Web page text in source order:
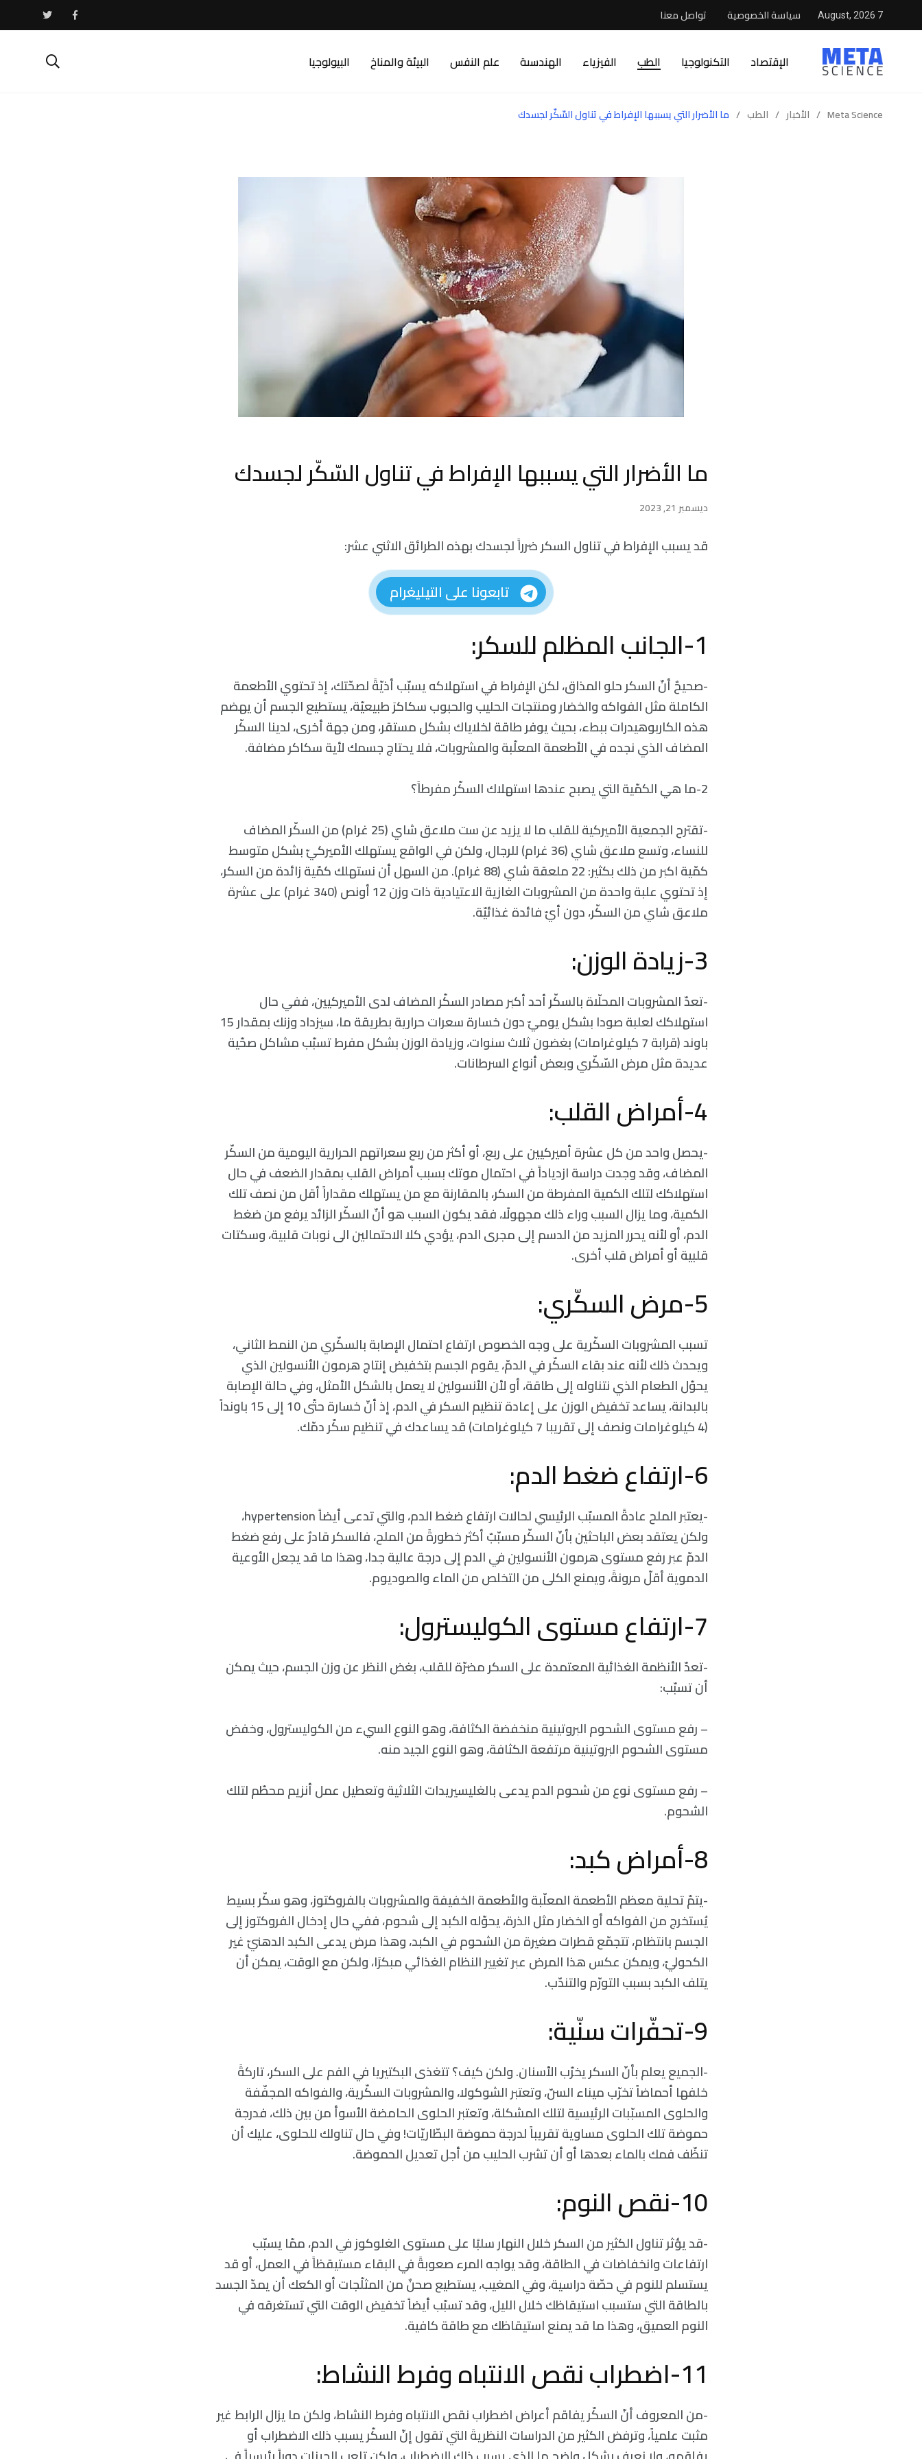
7 August, 2026 سياسة الخصوصية تواصل معنا
الإقتصاد التكنولوجيا الطب الفيزياء الهندسىة علم النفس البيئة والمناخ البيولوجيا
Meta Science
/ الأخبار / الطب / ما الأضرار التي يسببها الإفراط في تناول السّكّر لجسدك
ما الأضرار التي يسببها الإفراط في تناول السّكّر لجسدك
ديسمبر 21, 2023
قد يسبب الإفراط في تناول السكر ضرراً لجسدك بهذه الطرائق الاثني عشر:
تابعونا على التيليغرام
1-الجانب المظلم للسكر:
-صحيحٌ أنّ السكر حلو المذاق، لكن الإفراط في استهلاكه يسبّب أذيّةً لصحّتك، إذ تحتوي الأطعمة
الكاملة مثل الفواكه والخضار ومنتجات الحليب والحبوب سكاكرَ طبيعيّة، يستطيع الجسم أن يهضم
هذه الكاربوهيدرات ببطء، بحيث يوفر طاقة لخلاياك بشكل مستقر، ومن جهة أخرى، لدينا السكّر
المضاف الذي نجده في الأطعمة المعلّبة والمشروبات، فلا يحتاج جسمك لأية سكاكر مضافة.
2-ما هي الكمّية التي يصبح عندها استهلاك السكّر مفرطاً؟
-تقترح الجمعية الأميركية للقلب ما لا يزيد عن ست ملاعق شاي (25 غرام) من السكّر المضاف
للنساء، وتسع ملاعق شاي (36 غرام) للرجال، ولكن في الواقع يستهلك الأميركيّ بشكل متوسط
كمّية اكبر من ذلك بكثير: 22 ملعقة شاي (88 غرام). من السهل أن نستهلك كمّية زائدة من السكر،
إذ تحتوي علبة واحدة من المشروبات الغازية الاعتيادية ذات وزن 12 أونص (340 غرام) على عشرة
ملاعق شاي من السكّر، دون أيّ فائدة غذائيّة.
3-زيادة الوزن:
-تعدّ المشروبات المحلّاة بالسكّر أحد أكبر مصادر السكّر المضاف لدى الأميركيين، ففي حال
استهلاكك لعلبة صودا بشكل يوميّ دون خسارة سعرات حرارية بطريقة ما، سيزداد وزنك بمقدار 15
باوند (قرابة 7 كيلوغرامات) بغضون ثلاث سنوات، وزيادة الوزن بشكل مفرط تسبّب مشاكل صحّية
عديدة مثل مرض السّكّري وبعض أنواع السرطانات.
4-أمراض القلب:
-يحصل واحد من كل عشرة أميركيين على ربع، أو أكثر من ربع سعراتهم الحرارية اليومية من السكّر
المضاف، وقد وجدت دراسة ازدياداً في احتمال موتك بسبب أمراض القلب بمقدار الضعف في حال
استهلاكك لتلك الكمية المفرطة من السكر، بالمقارنة مع من يستهلك مقداراً أقل من نصف تلك
الكمية، وما يزال السبب وراء ذلك مجهولًا، فقد يكون السبب هو أنّ السكّر الزائد يرفع من ضغط
الدم، أو لأنه يحرر المزيد من الدسم إلى مجرى الدم، يؤدي كلا الاحتمالين الى نوبات قلبية، وسكتات
قلبية أو أمراض قلب أخرى.
5-مرض السكّري:
تسبب المشروبات السكّرية على وجه الخصوص ارتفاع احتمال الإصابة بالسكّري من النمط الثاني،
ويحدث ذلك لأنه عند بقاء السكّر في الدمّ، يقوم الجسم بتخفيض إنتاج هرمون الأنسولين الذي
يحوّل الطعام الذي نتناوله إلى طاقة، أو لأن الأنسولين لا يعمل بالشكل الأمثل، وفي حالة الإصابة
بالبدانة، يساعد تخفيض الوزن على إعادة تنظيم السكر في الدم، إذ أنّ خسارة حتّى 10 إلى 15 باونداً
(4 كيلوغرامات ونصف إلى تقريبا 7 كيلوغرامات) قد يساعدك في تنظيم سكّر دمّك.
6-ارتفاع ضغط الدم:
-يعتبر الملح عادةً المسبّب الرئيسي لحالات ارتفاع ضغط الدم، والتي تدعى أيضاً hypertension،
ولكن يعتقد بعض الباحثين بأنّ السكّر مسبّبٌ أكثر خطورةً من الملح، فالسكر قادرٌ على رفع ضغط
الدمّ عبر رفع مستوى هرمون الأنسولين في الدم إلى درجة عالية جدا، وهذا ما قد يجعل الأوعية
الدموية أقلّ مرونةً، ويمنع الكلى من التخلص من الماء والصوديوم.
7-ارتفاع مستوى الكوليسترول:
-تعدّ الأنظمة الغذائية المعتمدة على السكر مضرّة للقلب، بغض النظر عن وزن الجسم، حيث يمكن
أن تسبّب:
– رفع مستوى الشحوم البروتينية منخفضة الكثافة، وهو النوع السيء من الكوليسترول، وخفض
مستوى الشحوم البروتينية مرتفعة الكثافة، وهو النوع الجيد منه.
– رفع مستوى نوع من شحوم الدم يدعى بالغليسيريدات الثلاثية وتعطيل عمل أنزيم محطّم لتلك
الشحوم.
8-أمراض كبد:
-يتمّ تحلية معظم الأطعمة المعلّبة والأطعمة الخفيفة والمشروبات بالفروكتوز، وهو سكّر بسيط
يُستخرج من الفواكه أو الخضار مثل الذرة، يحوّله الكبد إلى شحوم، ففي حال إدخال الفروكتوز إلى
الجسم بانتظام، تتجمّع قطرات صغيرة من الشحوم في الكبد، وهذا مرض يدعى الكبد الدهنيّ غير
الكحوليّ، ويمكن عكس هذا المرض عبر تغيير النظام الغذائي مبكرًا، ولكن مع الوقت، يمكن أن
يتلف الكبد بسبب التورّم والتندّب.
9-تحفّرات سنّية:
-الجميع يعلم بأنّ السكر يخرّب الأسنان. ولكن كيف؟ تتغذى البكتيريا في الفم على السكر، تاركةً
خلفها أحماضاً تخرّب ميناء السنّ، وتعتبر الشوكولا، والمشروبات السكّرية، والفواكه المجفّفة
والحلوى المسبّبات الرئيسية لتلك المشكلة، وتعتبر الحلوى الحامضة الأسوأ من بين ذلك، فدرجة
حموضة تلك الحلوى مساوية تقريباً لدرجة حموضة البطّاريّات! وفي حال تناولك للحلوى، عليك أن
تنظّف فمك بالماء بعدها أو أن تشرب الحليب من أجل تعديل الحموضة.
10-نقص النوم:
-قد يؤثر تناول الكثير من السكر خلال النهار سلبًا على مستوى الغلوكوز في الدم، ممّا يسبّب
ارتفاعات وانخفاضات في الطاقة، وقد يواجه المرء صعوبةً في البقاء مستيقظاً في العمل، أو قد
يستسلم للنوم في حصّة دراسية، وفي المغيب، يستطيع صحنٌ من المثلّجات أو الكعك أن يمدّ الجسد
بالطاقة التي ستسبب استيقاظك خلال الليل، وقد تسبّب أيضاً تخفيض الوقت التي تستغرقه في
النوم العميق، وهذا ما قد يمنع استيقاظك مع طاقة كافية.
11-اضطراب نقص الانتباه وفرط النشاط:
-من المعروف أنّ السكّر يفاقم أعراض اضطراب نقص الانتباه وفرط النشاط، ولكن ما يزال الرابط غير
مثبت علمياً، وترفض الكثير من الدراسات النظريةَ التي تقول إنّ السكّر يسبب ذلك الاضطراب أو